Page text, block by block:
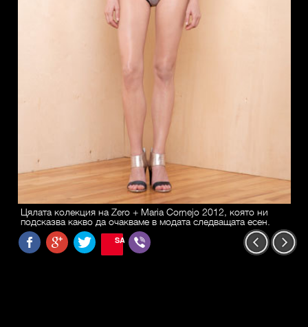
Цялата колекция на Zero + Maria Cornejo 2012, която ни
подсказва какво да очакваме в модата следващата есен.
SAVE